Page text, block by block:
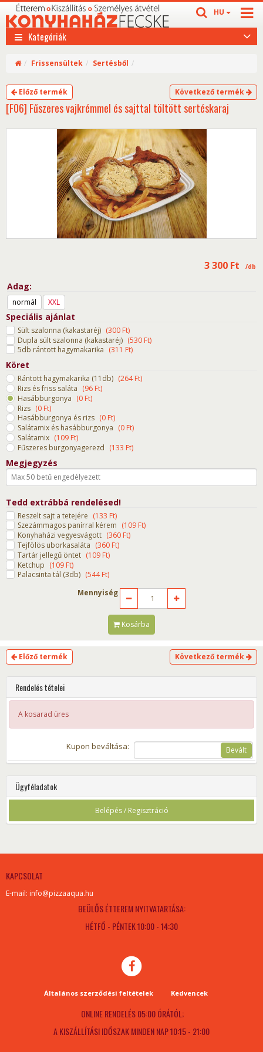
HU
Kategóriák
Frissensültek Sertésből
Előző termék Következő termék
[F06] Fűszeres vajkrémmel és sajttal töltött sertéskaraj
3 300 Ft /db
Adag
normál XXL
Speciális ajánlat
Sült szalonna (kakastaréj) (300 Ft)
Dupla sült szalonna (kakastaréj) (530 Ft)
5db rántott hagymakarika (311 Ft)
Köret
Rántott hagymakarika (11db) (264 Ft)
Rizs és friss saláta (96 Ft)
Hasábburgonya (0 Ft)
Rizs (0 Ft)
Hasábburgonya és rizs (0 Ft)
Salátamix és hasábburgonya (0 Ft)
Salátamix (109 Ft)
Fűszeres burgonyagerezd (133 Ft)
Megjegyzés
Tedd extrábbá rendelésed!
Reszelt sajt a tetejére (133 Ft)
Szezámmagos panírral kérem (109 Ft)
Konyhaházi vegyesvágott (360 Ft)
Tejfölös uborkasaláta (360 Ft)
Tartár jellegű öntet (109 Ft)
Ketchup (109 Ft)
Palacsinta tál (3db) (544 Ft)
Mennyiség
Kosárba
Előző termék Következő termék
Rendelés tételei
A kosarad üres
Kupon beváltása: Bevált
Ügyféladatok
Belépés / Regisztráció
KAPCSOLAT
E-mail: info@pizzaaqua.hu
BEÜLŐS ÉTTEREM NYITVATARTÁSA:
HÉTFŐ - PÉNTEK 10:00 - 14:30
Általános szerződési feltételek Kedvencek
ONLINE RENDELÉS 05:00 ÓRÁTÓL;
A KISZÁLLÍTÁSI IDŐSZAK MINDEN NAP 10:15 - 21:00